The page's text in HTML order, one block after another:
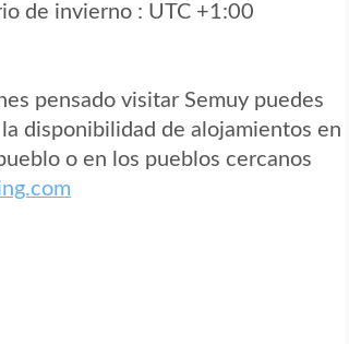
de invierno : UTC +1:00
pensado visitar Semuy puedes
disponibilidad de alojamientos en
o en los pueblos cercanos